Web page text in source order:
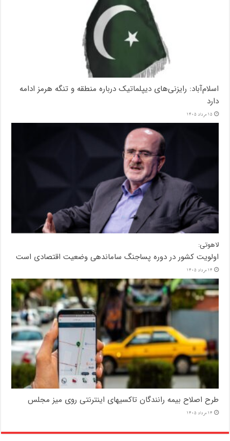
اسلام‌آباد: رایزنی‌های دیپلماتیک درباره منطقه و تنگه هرمز ادامه
دارد
15 مرداد 1405
لاهوتی:
اولویت کشور در دوره پساجنگ ساماندهی وضعیت اقتصادی است
14 مرداد 1405
طرح اصلاح بیمه رانندگان تاکسیهای اینترنتی روی میز مجلس
14 مرداد 1405